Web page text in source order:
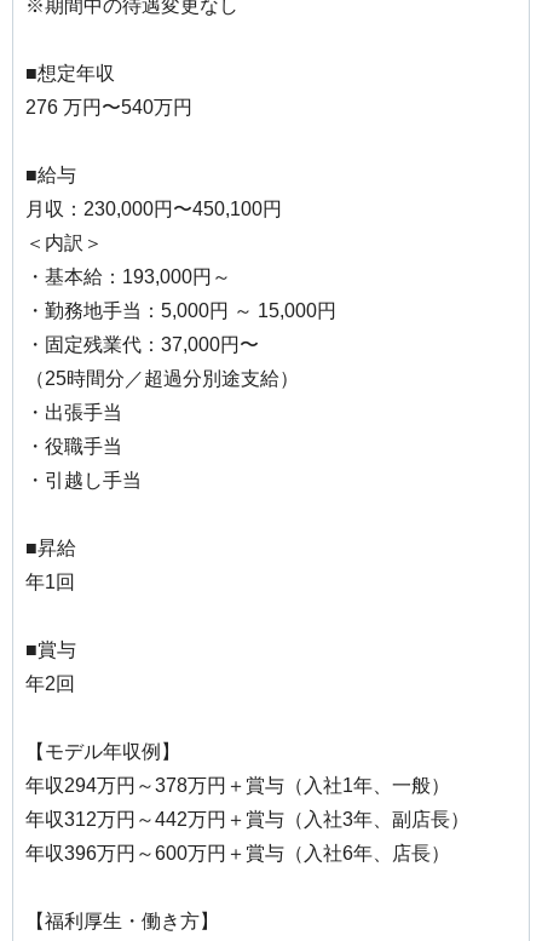
※期間中の待遇変更なし
■想定年収
276 万円〜540万円
■給与
月収：230,000円〜450,100円
＜内訳＞
・基本給：193,000円～
・勤務地手当：5,000円 ～ 15,000円
・固定残業代：37,000円〜
（25時間分／超過分別途支給）
・出張手当
・役職手当
・引越し手当
■昇給
年1回
■賞与
年2回
【モデル年収例】
年収294万円～378万円＋賞与（入社1年、一般）
年収312万円～442万円＋賞与（入社3年、副店長）
年収396万円～600万円＋賞与（入社6年、店長）
【福利厚生・働き方】